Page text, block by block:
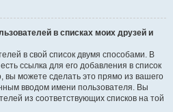
в списках моих друзей и
в свой список двумя способами. В
ссылка для его добавления в список
вы можете сделать это прямо из вашего
вводом имени пользователя. Вы
из соответствующих списков на той